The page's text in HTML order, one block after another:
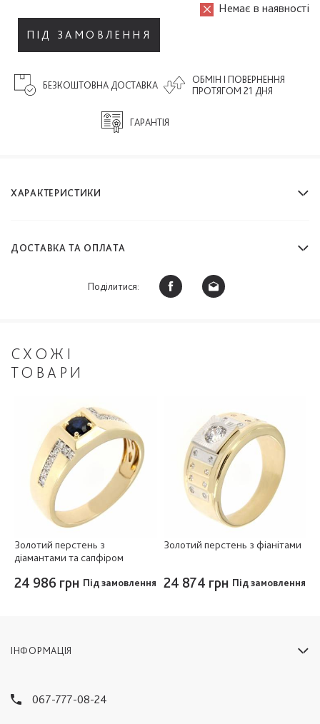
Немає в наявності
ПІД ЗАМОВЛЕННЯ
ОБМІН І ПОВЕРНЕННЯ
ПРОТЯГОМ 21 ДНЯ
ГАРАНТІЯ
БЕЗКОШТОВНА ДОСТАВКА
ХАРАКТЕРИСТИКИ
ДОСТАВКА ТА ОПЛАТА
Поділитися:
СХОЖІ
ТОВАРИ
Золотий перстень з
діамантами та сапфіром
24 986 грн Під замовлення
Золотий перстень з фіанітами
24 874 грн Під замовлення
ІНФОРМАЦІЯ
067-777-08-24